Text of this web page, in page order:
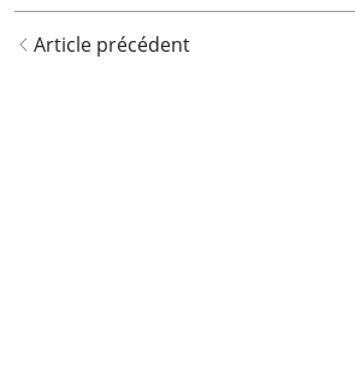
Article précédent